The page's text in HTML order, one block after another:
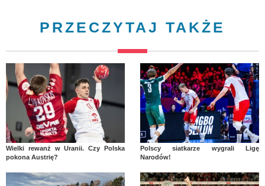
PRZECZYTAJ TAKŻE
Wielki rewanż w Uranii. Czy Polska
pokona Austrię?
Polscy siatkarze wygrali Ligę
Narodów!